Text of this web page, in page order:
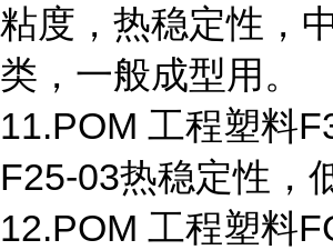
粘度，热稳定性，
类，一般成型用。
11.POM 工程塑料
F25-03热稳定性，
12.POM 工程塑料